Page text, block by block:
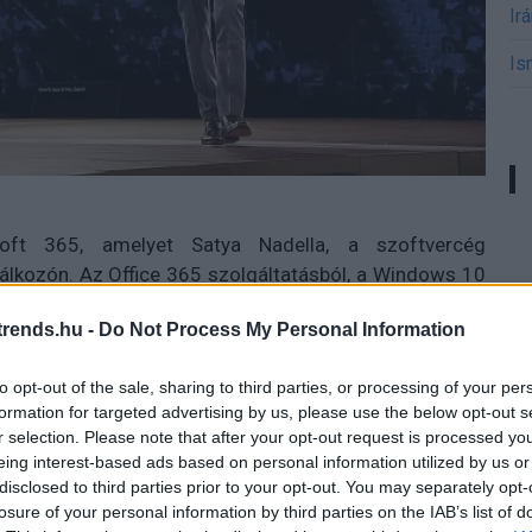
- Do Not Process My Personal Information
opt-out of the sale, sharing to third parties, or processing of your
for targeted advertising by us, please use the below opt-out
selection. Please note that after your opt-out request is processed
interest-based ads based on personal information utilized by us
to third parties prior to your opt-out. You may separately
of your personal information by third parties on the IAB’s list of
365, amelyet Satya Nadella, a szoftvercég
Az Office 365 szolgáltatásból, a Windows 10
+ Security menedzsmentszoftverből felépülő
és biztonságos megoldáscsomag, amely
másokkal újszerűen együttműködve ott és úgy
nekik - az érzékeny üzleti adatok megbízható
A Microsoft 365 Enterprise, amely a
váltja, az említett komponensek nagyvállalati